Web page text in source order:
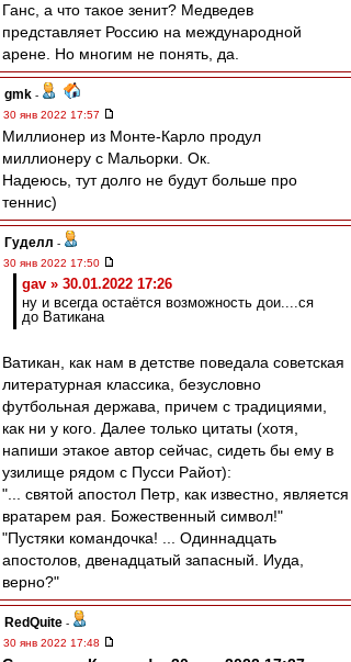
Ганс, а что такое зенит? Медведев
представляет Россию на международной
арене. Но многим не понять, да.
gmk -
30 янв 2022 17:57
Миллионер из Монте-Карло продул
миллионеру с Мальорки. Ок.
Надеюсь, тут долго не будут больше про
теннис)
Гуделл -
30 янв 2022 17:50
gav » 30.01.2022 17:26
ну и всегда остаётся возможность дои....ся
до Ватикана
Ватикан, как нам в детстве поведала советская
литературная классика, безусловно
футбольная держава, причем с традициями,
как ни у кого. Далее только цитаты (хотя,
напиши этакое автор сейчас, сидеть бы ему в
узилище рядом с Пусси Райот):
"... святой апостол Петр, как известно, является
вратарем рая. Божественный символ!"
"Пустяки командочка! ... Одиннадцать
апостолов, двенадцатый запасный. Иуда,
верно?"
RedQuite -
30 янв 2022 17:48